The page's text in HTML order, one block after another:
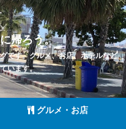
帰ろう。
です。グルメ、お店、ホテルなど
います。
グルメ・お店